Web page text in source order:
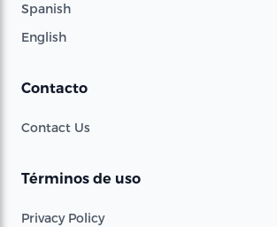
Spanish
English
Contacto
Contact Us
Términos de uso
Privacy Policy